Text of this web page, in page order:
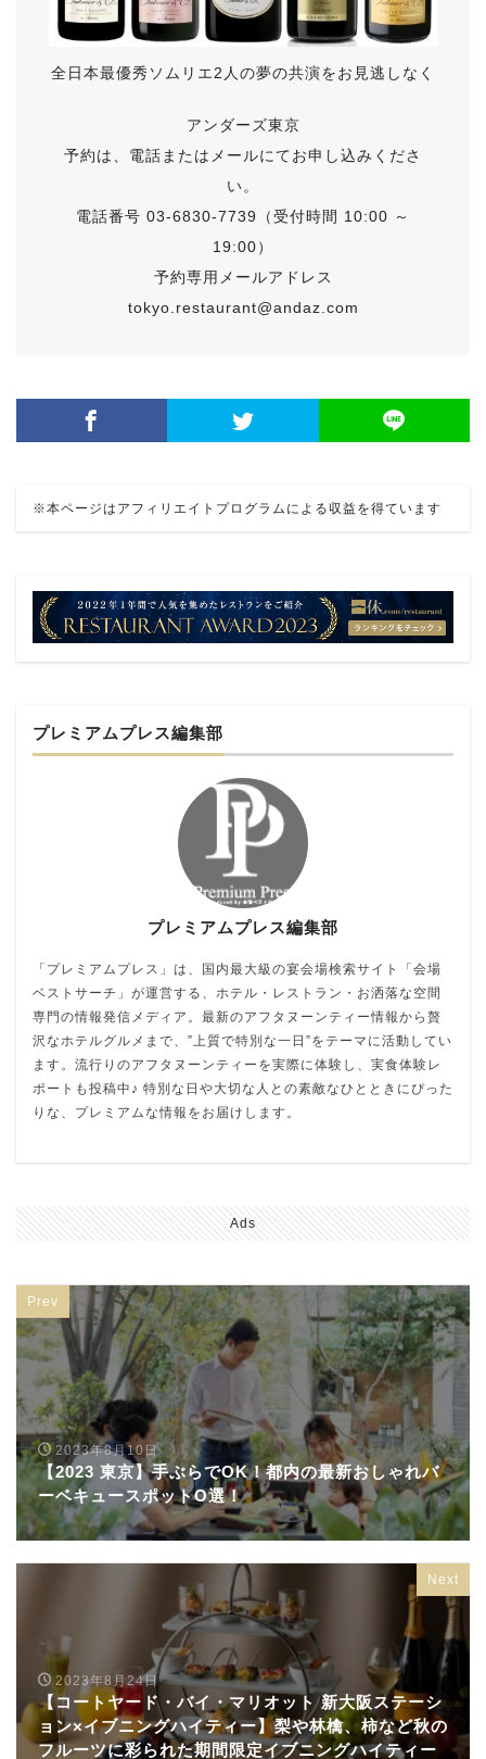
全日本最優秀ソムリエ2人の夢の共演をお見逃しなく
アンダーズ東京
予約は、電話またはメールにてお申し込みくださ
い。
電話番号 03-6830-7739（受付時間 10:00 ～
19:00）
予約専用メールアドレス
tokyo.restaurant@andaz.com
※本ページはアフィリエイトプログラムによる収益を得ています
プレミアムプレス編集部
プレミアムプレス編集部
「プレミアムプレス」は、国内最大級の宴会場検索サイト「会場
ベストサーチ」が運営する、ホテル・レストラン・お洒落な空間
専門の情報発信メディア。最新のアフタヌーンティー情報から贅
沢なホテルグルメまで、”上質で特別な一日”をテーマに活動してい
ます。流行りのアフタヌーンティーを実際に体験し、実食体験レ
ポートも投稿中♪ 特別な日や大切な人との素敵なひとときにぴった
りな、プレミアムな情報をお届けします。
Ads
Prev
2023年8月10日
【2023 東京】手ぶらでOK！都内の最新おしゃれバ
ーベキュースポットO選！
Next
2023年8月24日
【コートヤード・バイ・マリオット 新大阪ステーシ
ョン×イブニングハイティー】梨や林檎、柿など秋の
フルーツに彩られた期間限定イブニングハイティー